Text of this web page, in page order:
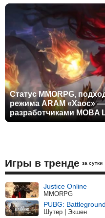
Статус MMORPG,
режима ARAM «Хаос»
разработчиками MOBA
Игры в тренде за сутки
Justice Online
MMORPG
PUBG:
Шутер | Экшен